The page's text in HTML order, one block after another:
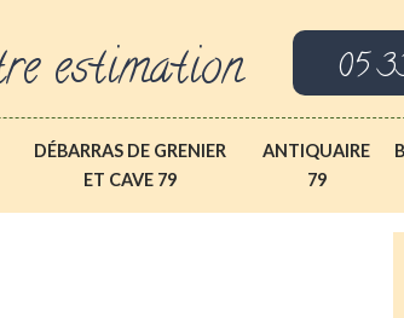
estimation 05
DÉBARRAS DE GRENIER
ET CAVE 79
ANTIQUAIRE
79